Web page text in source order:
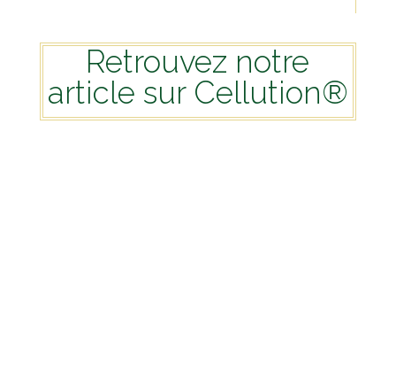
Retrouvez notre
article sur Cellution®